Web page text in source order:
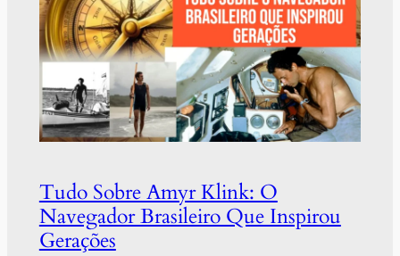
Tudo Sobre Amyr Klink: O
Navegador Brasileiro Que Inspirou
Gerações